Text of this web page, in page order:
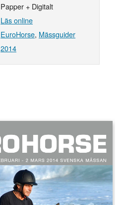
Papper + Digitalt
Läs online
EuroHorse, Mässguider
2014